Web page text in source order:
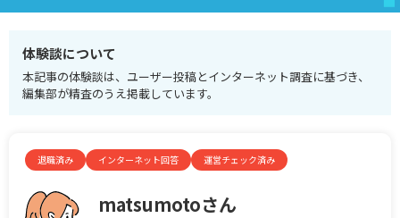
体験談について
本記事の体験談は、ユーザー投稿とインターネット調査に基づき、
編集部が精査のうえ掲載しています。
退職済み インターネット回答 運営チェック済み
matsumotoさん